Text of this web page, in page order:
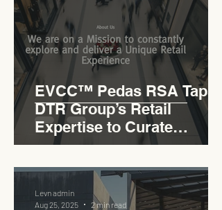
EVCC™ Pedas RSA Taps
DTR Group’s Retail
Expertise to Curate
Malaysia’s Expressway
Lifestyle Hub
Levn admin
Aug 25, 2025
2 min read